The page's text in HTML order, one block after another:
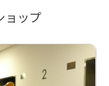
ョップ